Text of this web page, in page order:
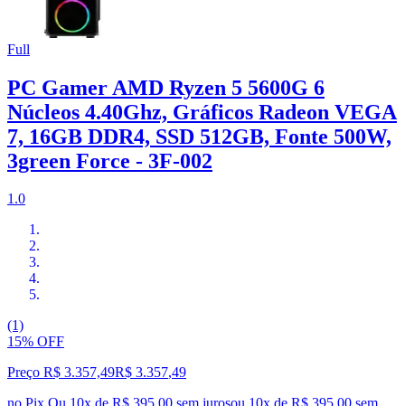
Full
PC Gamer AMD Ryzen 5 5600G 6
Núcleos 4.40Ghz, Gráficos Radeon VEGA
7, 16GB DDR4, SSD 512GB, Fonte 500W,
3green Force - 3F-002
1.0
(1)
15% OFF
Preço R$ 3.357,49R$ 3.357,49